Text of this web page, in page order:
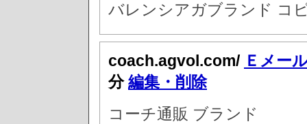
バレンシアガブランド コ
coach.agvol.com/ Ｅメー
分編集・削除
コーチ通販 ブランド